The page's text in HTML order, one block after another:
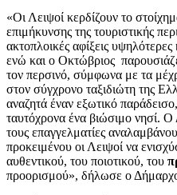
«Οι Λειψοί κερδίζουν το
επιμήκυνσης της τουριστικής
ακτοπλοικές αφίξεις
ενώ και ο Οκτώβριος
τον περσινό, σύμφωνα με τα
στον σύγχρονο ταξιδιώτη της
αναζητά έναν εξωτικό
ταυτόχρονα ένα βιώσιμο νησί. Ο
τους επαγγελματίες
προκειμένου οι Λειψοί να
αυθεντικού, του ποιοτικού, του
προορισμού», δήλωσε ο